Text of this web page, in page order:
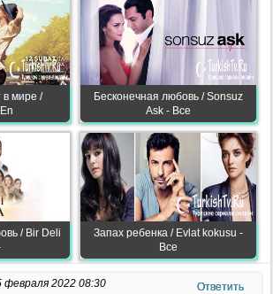
мире /
Бесконечная любовь / Sonsuz
Ask - Все
/ Bir Deli
Запах ребенка / Evlat kokusu -
Все
февраля 2022 08:30 Ответить